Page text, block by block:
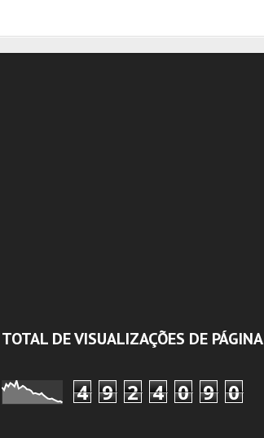
TOTAL DE VISUALIZAÇÕES DE PÁGINA
4 9 2 4 0 9 0